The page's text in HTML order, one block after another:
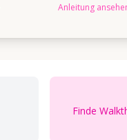
Anleitung
Finde